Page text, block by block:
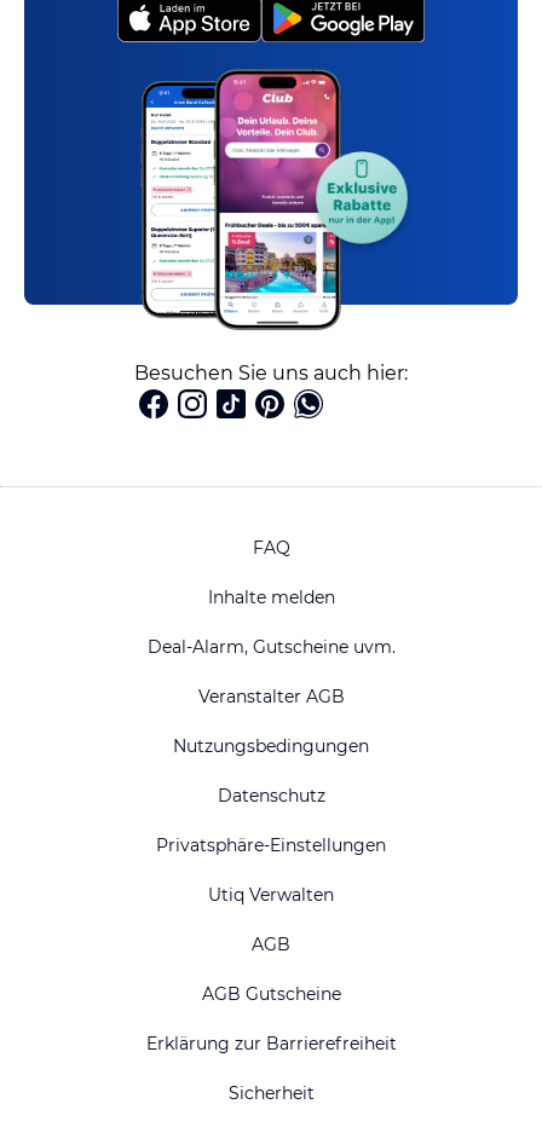
Besuchen Sie uns auch hier:
FAQ
Inhalte melden
Deal-Alarm, Gutscheine uvm.
Veranstalter AGB
Nutzungsbedingungen
Datenschutz
Privatsphäre-Einstellungen
Utiq Verwalten
AGB
AGB Gutscheine
Erklärung zur Barrierefreiheit
Sicherheit